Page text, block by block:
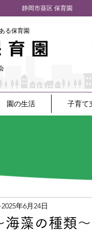
​静岡市葵区 保育園
る保育園
園の生活 子育て
海藻の種類～
2025年6月24日